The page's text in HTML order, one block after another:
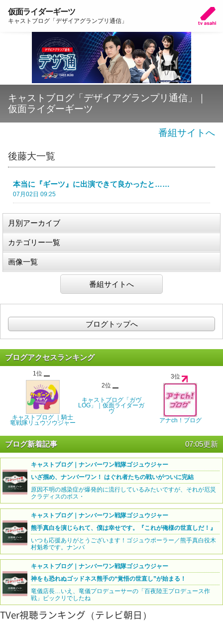
仮面ライダーギーツ
キャストブログ「デザイアグランプリ通信」
キャストブログ「デザイアグランプリ通信」｜
仮面ライダーギーツ
番組サイトへ
後藤大一覧
本当に『ギーツ』に出演できて良かったと……
07月02日 09:25
月別アーカイブ
カテゴリー一覧
画像一覧
番組サイトへ
ブログトップへ
ブログアクセスランキング
1位
キャストブログ ｜騎士
竜戦隊リュウソウジャー
2位
キャストブログ「ガヴ
LOG」｜仮面ライダーガ
ヴ
3位
アナch！ブログ
ブログ新着記事 07:05更新
キャストブログ｜ナンバーワン戦隊ゴジュウジャー
いざ掴め、ナンバーワン！ はぐれ者たちの戦いがついに完結
原因不明の感染症が爆発的に流行しているみたいですが、それが厄災
クラディスのボス・
キャストブログ｜ナンバーワン戦隊ゴジュウジャー
熊手真白を演じられて、僕は幸せです。『これが俺様の世直しだ！』
いつも応援ありがとうございます！ゴジュウポーラー／熊手真白役木
村魁希です。ナンバ
キャストブログ｜ナンバーワン戦隊ゴジュウジャー
神をも恐れぬゴッドネス熊手の“覚悟の世直し”が始まる！
竜儀店長…いえ、竜儀プロデューサーの「百夜陸王プロデュース作
戦」ビックリでしたね
TVer視聴ランキング（テレビ朝日）